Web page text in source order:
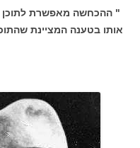
" ההכחשה מאפשרת לתוכן
אותו בטענה המציינת